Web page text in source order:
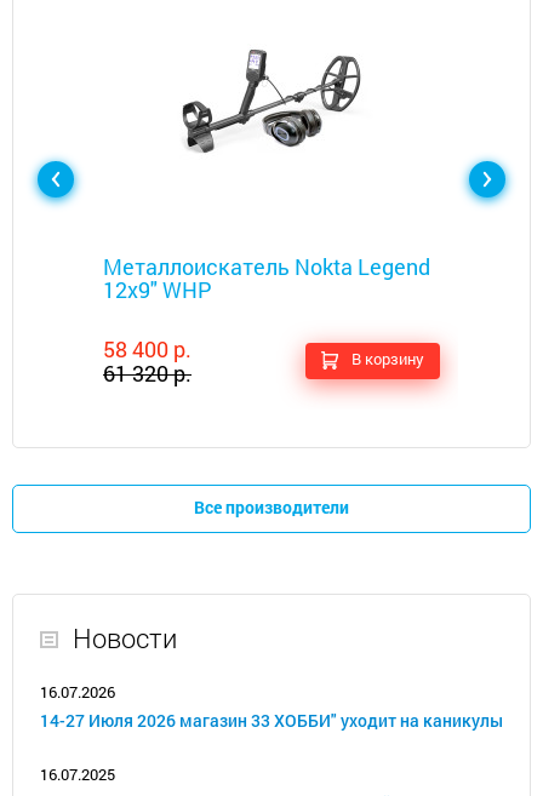
Металлоискатель Nokta Legend
12x9" WHP
58 400 р.
61 320 р.
В корзину
Все производители
Новости
16.07.2026
14-27 Июля 2026 магазин 33 ХОББИ" уходит на каникулы
16.07.2025